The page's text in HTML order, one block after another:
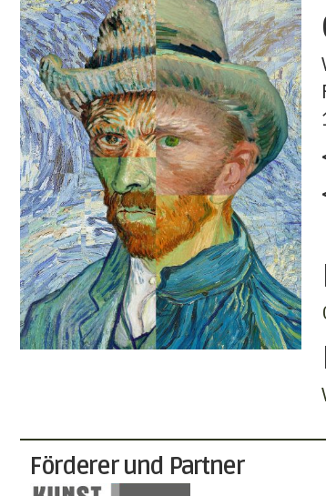
Förderer und Partner